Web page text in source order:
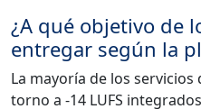
¿A qué objetivo de
entregar según la
La mayoría de los
torno a -14 LUFS